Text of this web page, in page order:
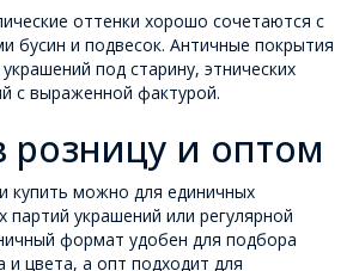
оттенки хорошо сочетаются с
бусин и подвесок. Античные покрытия
под старину, этнических
с выраженной фактурой.
розницу и оптом
купить можно для единичных
украшений или регулярной
формат удобен для подбора
и цвета, а опт подходит для